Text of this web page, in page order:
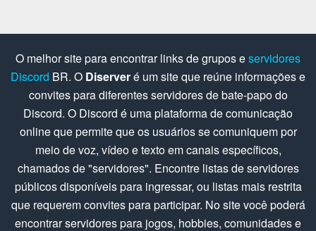
O melhor site para encontrar links de grupos eservidores
Discord BR. O Diserveré um site que reúne informações e
convites para diferentes servidores de bate-papo do
Discord. O Discord é uma plataforma de comunicação
online que permite que os usuários se comuniquem por
meio de voz, vídeo e texto em canais específicos,
chamados de "servidores". Encontre listas de servidores
públicos disponíveis para ingressar, ou listas mais restrita
que requerem convites para participar. No site você poderá
encontrar servidores para jogos, hobbies, comunidades e